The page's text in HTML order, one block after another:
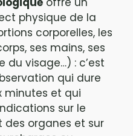
physique de la
corporelles, les
ses mains, ses
du visage…) : c’est
qui dure
minutes et qui
sur le
organes et sur